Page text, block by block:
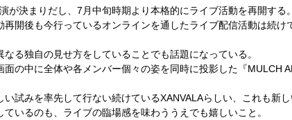
が決まりだし、 7 月中旬時期より本格的にライブ活動を再開する。
開後も今行っているオンラインを通したライブ配信活動は続け
る独自の見せ方をしていることでも話題になっている。
の中に全体や各メンバー個々の姿を同時に投影した『MULCH
試みを率先して行ない続けているXANVALAらしい、これも新
いるのも、ライブの臨場感を味わううえでも嬉しいこと。